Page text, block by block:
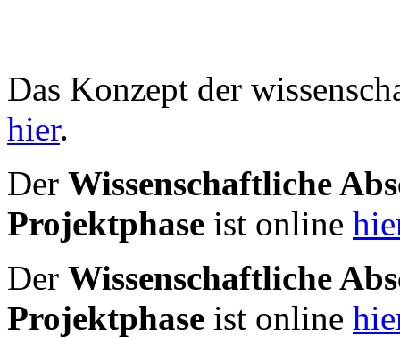
Das Konzept der
hier.
Der Wissenschaftliche
Projektphase ist online
Der Wissenschaftliche
Projektphase ist online